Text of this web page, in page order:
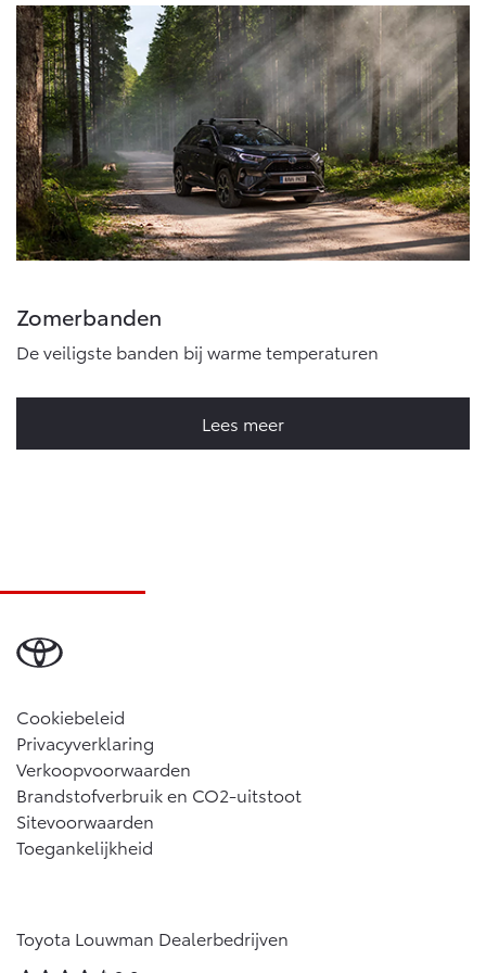
Proace (excl. BTW)
OOK ALS BATTERIJ-
ELEKTRISCH
Vanaf € 37.500,-
Proace Verso
BATTERIJ-ELEKTRISCH
Vanaf € 55.950,-
Proace Max (excl. BTW)
OOK ALS BATTERIJ-
ELEKTRISCH
OOK ALS BATTERIJ-
ELEKTRISCH
Vanaf € 89.986,-
Zomerbanden
De veiligste banden bij warme temperaturen
Lees meer
Cookiebeleid
Privacyverklaring
Verkoopvoorwaarden
Brandstofverbruik en CO2-uitstoot
Sitevoorwaarden
Toegankelijkheid
Toyota Louwman Dealerbedrijven